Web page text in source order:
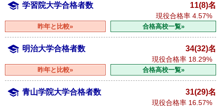
学習院大学合格者数 11(8)名
現役合格率 4.57%
昨年と比較» 合格高校一覧»
明治大学合格者数 34(32)名
現役合格率 18.29%
昨年と比較» 合格高校一覧»
青山学院大学合格者数 31(29)名
現役合格率 16.57%